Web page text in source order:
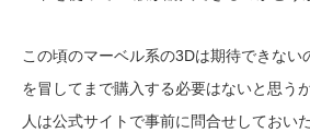
この頃のマーベル系の3Dは期待できない
を冒してまで購入する必要はないと思う
人は公式サイトで事前に問合せしておい